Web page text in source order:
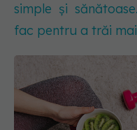
simple și
fac pentru a trăi